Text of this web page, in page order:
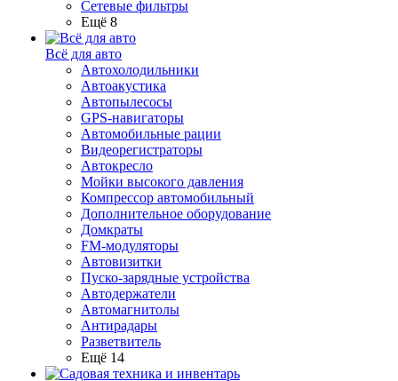
Сетевые фильтры
Ещё 8
Всё для авто
Автохолодильники
Автоакустика
Автопылесосы
GPS-навигаторы
Автомобильные рации
Видеорегистраторы
Автокресло
Мойки высокого давления
Компрессор автомобильный
Дополнительное оборудование
Домкраты
FM-модуляторы
Автовизитки
Пуско-зарядные устройства
Автодержатели
Автомагнитолы
Антирадары
Разветвитель
Ещё 14